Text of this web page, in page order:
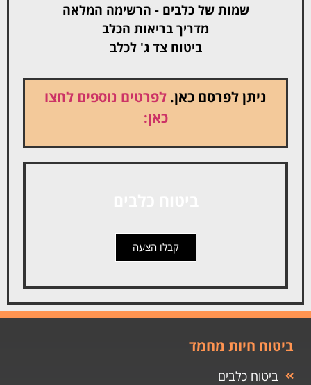
שמות של כלבים - הרשימה המלאה
מדריך בריאות הכלב
ביטוח צד ג' לכלב
ניתן לפרסם כאן. לפרטים נוספים לחצו
כאן:
קבלו הצעה
ביטוח חיות מחמד
ביטוח כלבים